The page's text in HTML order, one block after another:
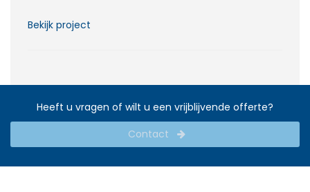
Bekijk project
Heeft u vragen of wilt u een vrijblijvende offerte?
Contact